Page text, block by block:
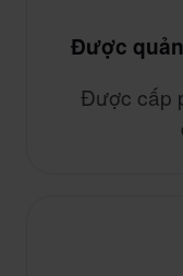
Được
Được cấp